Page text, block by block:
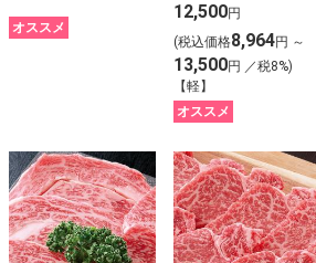
オススメ
12,500円
(税込価格8,964円 ～
13,500円 ／税8%)
【軽】
オススメ